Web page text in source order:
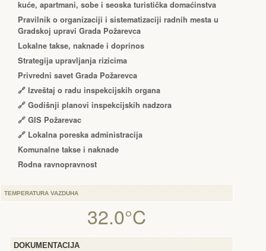
kuće, apartmani, sobe i seoska turistička domaćinstva
Pravilnik o organizaciji i sistematizaciji radnih mesta u
Gradskoj upravi Grada Požarevca
Lokalne takse, naknade i doprinos
Strategija upravljanja rizicima
Privredni savet Grada Požarevca
🔗 Izveštaj o radu inspekcijskih organa
🔗 Godišnji planovi inspekcijskih nadzora
🔗 GIS Požarevac
🔗 Lokalna poreska administracija
Komunalne takse i naknade
Rodna ravnopravnost
TEMPERATURA VAZDUHA
32.0°C
DOKUMENTACIJA